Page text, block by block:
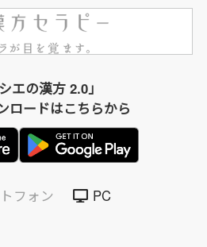
エの漢方 2.0」
ロードはこちらから
フォン PC